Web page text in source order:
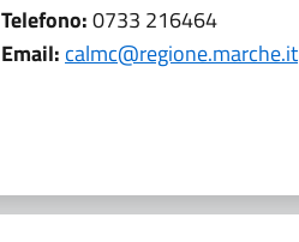
Telefono:0733 216464
Email: calmc@regione.marche.it